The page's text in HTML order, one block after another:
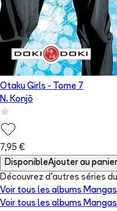
Otaku Girls - Tome 7
N. Konjō
7,95 €
DisponibleAjouter au panier
Découvrez d'autres séries
Voir tous les albums
Voir tous les albums